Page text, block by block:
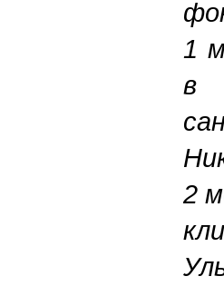
1
в
2